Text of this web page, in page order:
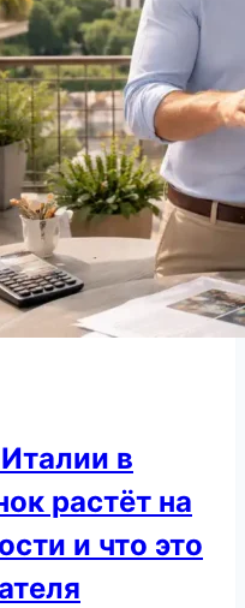
в
растёт на
и что это